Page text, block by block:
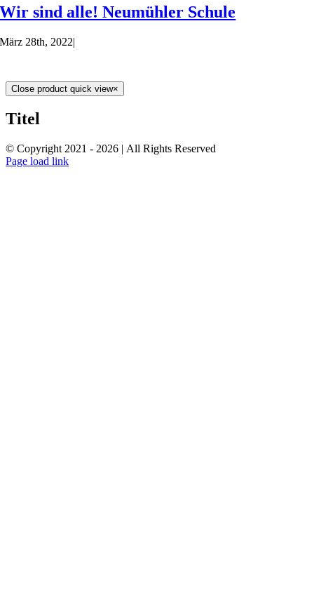
Wir sind alle! Neumühler Schule
März 28th, 2022|
Close product quick view×
Titel
© Copyright 2021 - 2026 | All Rights Reserved
Page load link